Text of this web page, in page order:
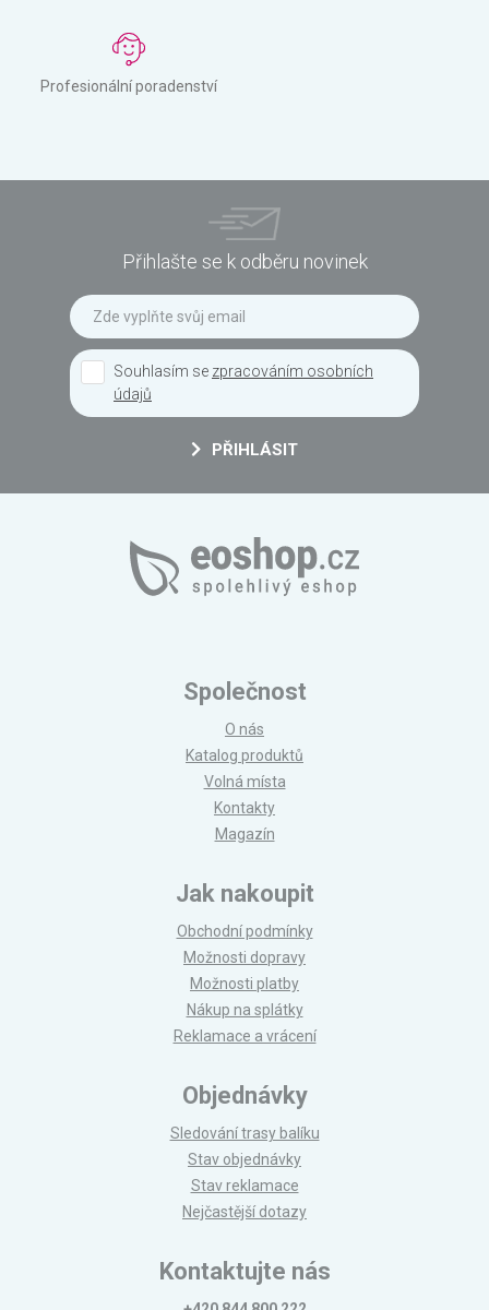
Profesionální poradenství
Přihlašte se k odběru novinek
Souhlasím se zpracováním osobních
údajů
PŘIHLÁSIT
Společnost
O nás
Katalog produktů
Volná místa
Kontakty
Magazín
Jak nakoupit
Obchodní podmínky
Možnosti dopravy
Možnosti platby
Nákup na splátky
Reklamace a vrácení
Objednávky
Sledování trasy balíku
Stav objednávky
Stav reklamace
Nejčastější dotazy
Kontaktujte nás